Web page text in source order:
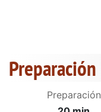
Preparación
Preparación